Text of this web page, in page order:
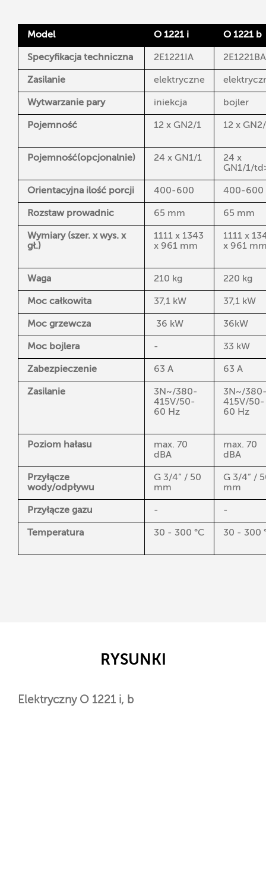
Model O 1221 i O 1221 b
Specyfikacja techniczna 2E1221IA 2E1221BA
Zasilanie elektryczne
Wytwarzanie pary iniekcja bojler
Pojemność 12 x GN2/1 12 x
Pojemność(opcjonalnie) 24 x GN1/1
24 x
GN1/1/
Orientacyjna ilość porcji 400-600 400-600
Rozstaw prowadnic 65 mm 65 mm
Wymiary (szer. x wys. x
gł.)
1111 x 1343
x 961 mm
1111 x
x 961
Waga 210 kg 220 kg
Moc całkowita 37,1 kW 37,1 kW
Moc grzewcza 36 kW 36kW
Moc bojlera - 33 kW
Zabezpieczenie 63 A 63 A
Zasilanie
3N~/380-
415V/50-
60 Hz
3N~/
415V/50-
60 Hz
Poziom hałasu
max. 70
dBA
max. 70
dBA
Przyłącze
wody/odpływu
G 3/4” / 50
mm
G 3/4” /
mm
Przyłącze gazu - -
Temperatura 30 - 300 °C 30 - 300
RYSUNKI
Elektryczny O 1221 i, b